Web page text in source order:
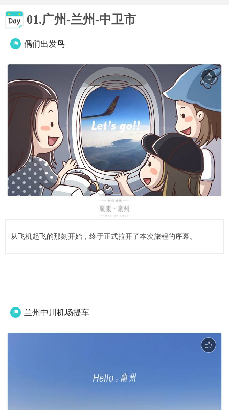
01.广州-兰州-中卫市
 偶们出发鸟
从飞机起飞的那刻开始，终于正式拉开了本次旅程的序幕。
 兰州中川机场提车